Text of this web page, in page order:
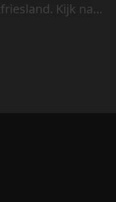
Kijk naar